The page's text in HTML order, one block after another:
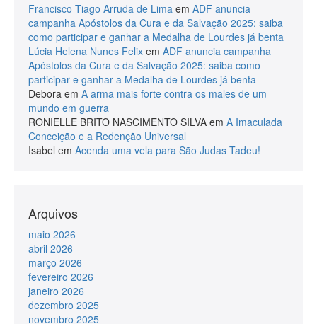
Francisco Tiago Arruda de Lima em ADF anuncia
campanha Apóstolos da Cura e da Salvação 2025: saiba
como participar e ganhar a Medalha de Lourdes já benta
Lúcia Helena Nunes Felix em ADF anuncia campanha
Apóstolos da Cura e da Salvação 2025: saiba como
participar e ganhar a Medalha de Lourdes já benta
Debora em A arma mais forte contra os males de um
mundo em guerra
RONIELLE BRITO NASCIMENTO SILVA em A Imaculada
Conceição e a Redenção Universal
Isabel em Acenda uma vela para São Judas Tadeu!
Arquivos
maio 2026
abril 2026
março 2026
fevereiro 2026
janeiro 2026
dezembro 2025
novembro 2025